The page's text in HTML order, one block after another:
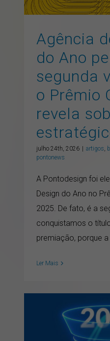
Agência
do Ano
segunda
o Prêmio
revela
julho 24th, 2026 artigos,
pontonews
A Pontodesign foi
Design do Ano no
2025. De fato, é a
conquistamos o
premiação, porque a
Ler Mais
Inbound
2026: